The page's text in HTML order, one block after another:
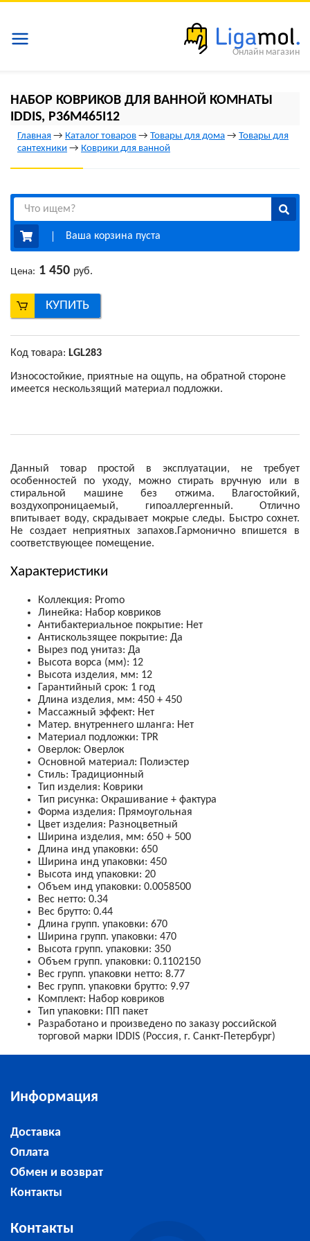
НАБОР КОВРИКОВ ДЛЯ ВАННОЙ КОМНАТЫ
IDDIS, P36M465I12
Главная → Каталог товаров → Товары для дома → Товары для
сантехники → Коврики для ванной
Ваша корзина пуста
Цена: 1 450 руб.
КУПИТЬ
Код товара: LGL283
Износостойкие, приятные на ощупь, на обратной стороне
имеется нескользящий материал подложки.
Данный товар простой в эксплуатации, не требует
особенностей по уходу, можно стирать вручную или в
стиральной машине без отжима. Влагостойкий,
воздухопроницаемый, гипоаллергенный. Отлично
впитывает воду, скрадывает мокрые следы. Быстро сохнет.
Не создает неприятных запахов.Гармонично впишется в
соответствующее помещение.
Характеристики
Коллекция: Promo
Линейка: Набор ковриков
Антибактериальное покрытие: Нет
Антискользящее покрытие: Да
Вырез под унитаз: Да
Высота ворса (мм): 12
Высота изделия, мм: 12
Гарантийный срок: 1 год
Длина изделия, мм: 450 + 450
Массажный эффект: Нет
Матер. внутреннего шланга: Нет
Материал подложки: TPR
Оверлок: Оверлок
Основной материал: Полиэстер
Стиль: Традиционный
Тип изделия: Коврики
Тип рисунка: Окрашивание + фактура
Форма изделия: Прямоугольная
Цвет изделия: Разноцветный
Ширина изделия, мм: 650 + 500
Длина инд упаковки: 650
Ширина инд упаковки: 450
Высота инд упаковки: 20
Объем инд упаковки: 0.0058500
Вес нетто: 0.34
Вес брутто: 0.44
Длина групп. упаковки: 670
Ширина групп. упаковки: 470
Высота групп. упаковки: 350
Объем групп. упаковки: 0.1102150
Вес групп. упаковки нетто: 8.77
Вес групп. упаковки брутто: 9.97
Комплект: Набор ковриков
Тип упаковки: ПП пакет
Разработано и произведено по заказу российской
торговой марки IDDIS (Россия, г. Санкт-Петербург)
Информация
Доставка
Оплата
Обмен и возврат
Контакты
Контакты
Онлайн магазин